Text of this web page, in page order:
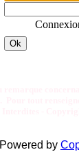
Ok
Powered by